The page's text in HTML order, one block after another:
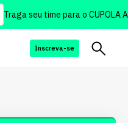
Traga seu time para o CUPOLA
Inscreva-se